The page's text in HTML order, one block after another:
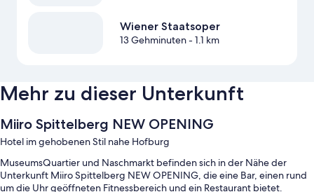
Wiener Staatsoper
13 Gehminuten- 1.1 km
Mehr zu dieser Unterkunft
Miiro Spittelberg NEW OPENING
Hotel im gehobenen Stil nahe Hofburg
MuseumsQuartier und Naschmarkt befinden sich in der Nähe der
Unterkunft Miiro Spittelberg NEW OPENING, die eine Bar, einen rund
um die Uhr geöffneten Fitnessbereich und ein Restaurant bietet.